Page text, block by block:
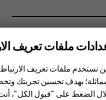
ملفات تعريف
نستخدم ملفات تعريف
بهدف تحسين تجربتك
الضغط على "قبول الكل"،